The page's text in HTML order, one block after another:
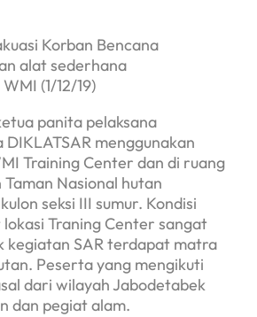
Korban Bencana
alat sederhana
(1/12/19)
panita pelaksana
DIKLATSAR menggunakan
Training Center dan di ruang
Nasional hutan
seksi III sumur. Kondisi
Traning Center sangat
kegiatan SAR terdapat matra
Peserta yang mengikuti
dari wilayah Jabodetabek
dan pegiat alam.